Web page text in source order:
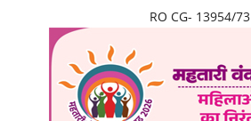
RO CG- 13954/73